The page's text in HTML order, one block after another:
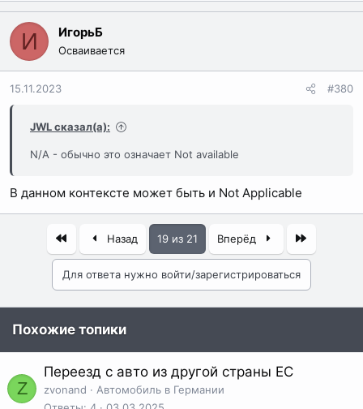
И ИгорьБ
Осваивается
15.11.2023 #380
JWL сказал(а):
N/A - обычно это означает Not available
В данном контексте может быть и Not Applicable
ПервыйНазад 19 из 21 Вперёд
Для ответа нужно войти/зарегистрироваться
Похожие топики
Z
Переезд с авто из другой страны ЕС
zvonand
Автомобиль в Германии